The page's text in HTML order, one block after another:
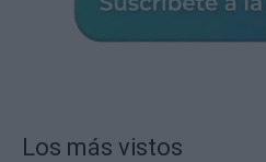
Los más vistos